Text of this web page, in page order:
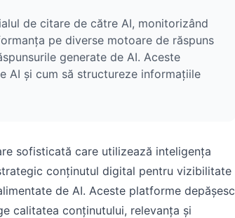
de citare de către AI, monitorizând
pe diverse motoare de răspuns
generate de AI. Aceste
AI și cum să structureze informațiile
sofisticată care utilizează inteligența
conținutul digital pentru vizibilitate
de AI. Aceste platforme depășesc
calitatea conținutului, relevanța și